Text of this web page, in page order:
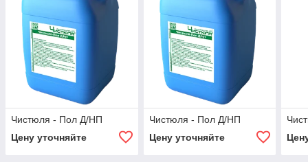
Чистюля - Пол Д/НП
Цену уточняйте
Чистюля - Пол Д/НП
Цену уточняйте